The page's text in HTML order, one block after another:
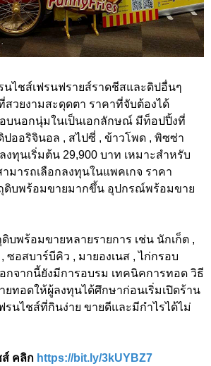
นไชส์เฟรนฟรายส์ราดชีสและดิปอื่นๆ
สวยงามสะดุดตา ราคาที่จับต้องได้
บนอกนุ่มในเป็นเอกลักษณ์ มีท็อปปิ้งที่
ออริจินอล , สไปซี่ , ข้าวโพด , พิซซ่า
งทุนเริ่มต้น 29,900 บาท เหมาะสำหรับ
มารถเลือกลงทุนในแพคเกจ ราคา
ดิบพร้อมขายมากขึ้น อุปกรณ์พร้อมขาย
บพร้อมขายหลายรายการ เช่น นักเก็ต ,
ซอสบาร์บีคิว , มายองเนส , ไก่กรอบ
กจากนี้ยังมีการอบรม เทคนิคการทอด วิธี
ยทอดให้ผู้ลงทุนได้ศึกษาก่อนเริ่มเปิดร้าน
รนไชส์ที่กินง่าย ขายดีและมีกำไรได้ไม่
ส์ คลิก https://bit.ly/3kUYBZ7